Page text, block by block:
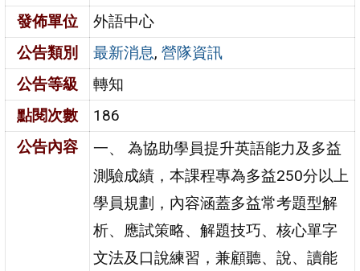
發佈單位
外語中心
公告類別
最新消息,營隊資訊
公告等級
轉知
點閱次數
186
公告內容
一、 為協助學員提升英語能力及多益
測驗成績，本課程專為多益250分以上
學員規劃，內容涵蓋多益常考題型解
析、應試策略、解題技巧、核心單字
文法及口說練習，兼顧聽、說、讀能